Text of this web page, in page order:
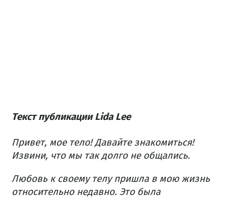
Текст публикации Lida Lee
Привет, мое тело! Давайте знакомиться!
Извини, что мы так долго не общались.
Любовь к своему телу пришла в мою жизнь
относительно недавно. Это была